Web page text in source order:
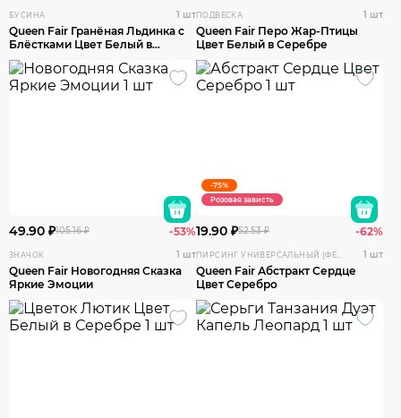
БУСИНА 1 шт
Queen Fair Гранёная Льдинка с
Блёстками Цвет Белый в
Серебре
ПОДВЕСКА 1 шт
Queen Fair Перо Жар-Птицы
Цвет Белый в Серебре
49.90 ₽105.16 ₽ -53%
ЗНАЧОК 1 шт
Queen Fair Новогодняя Сказка
Яркие Эмоции
-75%
Розовая зависть
19.90 ₽52.53 ₽ -62%
ПИРСИНГ УНИВЕРСАЛЬНЫЙ (ФЕЙК) 1 шт
Queen Fair Абстракт Сердце
Цвет Серебро